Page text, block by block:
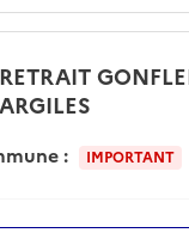
RETRAIT
ARGILES
: IMPORTANT